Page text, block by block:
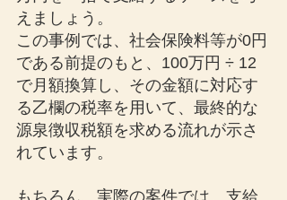
えましょう。
この事例では、社会保険料等が0円
である前提のもと、100万円 ÷ 12
で月額換算し、その金額に対応す
る乙欄の税率を用いて、最終的な
源泉徴収税額を求める流れが示さ
れています。
もちろん、実際の案件では、支給